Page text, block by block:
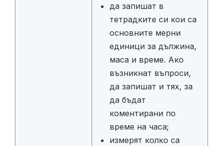
да запишат в
тетрадките си кои са
основните мерни
единици за дължина,
маса и време. Ако
възникнат въпроси,
да запишат и тях, за
да бъдат
коментирани по
време на часа;
измерят колко са